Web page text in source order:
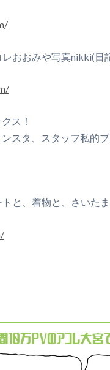
おおみや写真nikki(日
ス！
スタ、スタッフ私的
と、着物と、さいたま